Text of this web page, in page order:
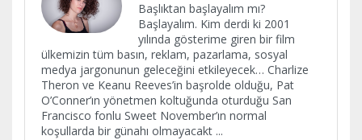
Başlıktan başlayalım mı?
Başlayalım. Kim derdi ki 2001
yılında gösterime giren bir film
ülkemizin tüm basın, reklam, pazarlama, sosyal
medya jargonunun geleceğini etkileyecek… Charlize
Theron ve Keanu Reeves’in başrolde olduğu, Pat
O’Conner’ın yönetmen koltuğunda oturduğu San
Francisco fonlu Sweet November’ın normal
koşullarda bir günahı olmayacakt ...